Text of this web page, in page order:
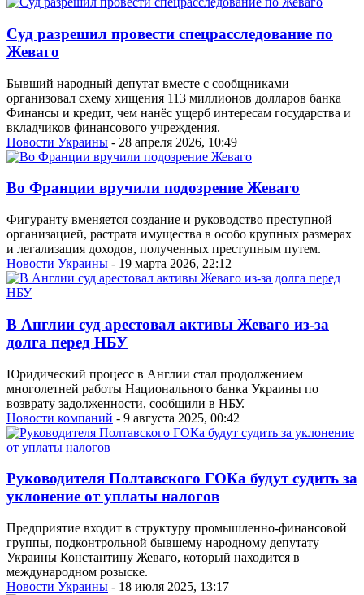
Суд разрешил провести спецрасследование по
Жеваго
Бывший народный депутат вместе с сообщниками
организовал схему хищения 113 миллионов долларов банка
Финансы и кредит, чем нанёс ущерб интересам государства и
вкладчиков финансового учреждения.
Новости Украины - 28 апреля 2026, 10:49
Во Франции вручили подозрение Жеваго
Фигуранту вменяется создание и руководство преступной
организацией, растрата имущества в особо крупных размерах
и легализация доходов, полученных преступным путем.
Новости Украины - 19 марта 2026, 22:12
В Англии суд арестовал активы Жеваго из-за
долга перед НБУ
Юридический процесс в Англии стал продолжением
многолетней работы Национального банка Украины по
возврату задолженности, сообщили в НБУ.
Новости компаний - 9 августа 2025, 00:42
Руководителя Полтавского ГОКа будут судить за
уклонение от уплаты налогов
Предприятие входит в структуру промышленно-финансовой
группы, подконтрольной бывшему народному депутату
Украины Константину Жеваго, который находится в
международном розыске.
Новости Украины - 18 июля 2025, 13:17